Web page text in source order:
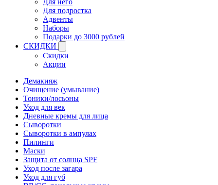
Для него
Для подростка
Адвенты
Наборы
Подарки до 3000 рублей
СКИДКИ
Скидки
Акции
Демакияж
Очищение (умывание)
Тоники/лосьоны
Уход для век
Дневные кремы для лица
Сыворотки
Сыворотки в ампулах
Пилинги
Маски
Защита от солнца SPF
Уход после загара
Уход для губ